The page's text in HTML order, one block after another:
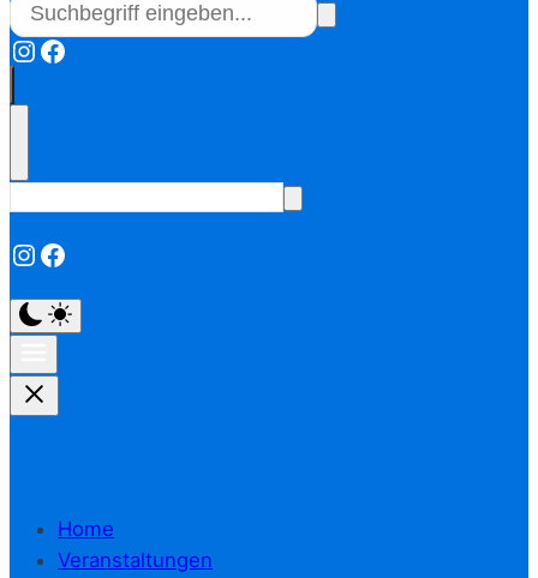
Instagram
Facebook
Instagram
Facebook
Home
Veranstaltungen